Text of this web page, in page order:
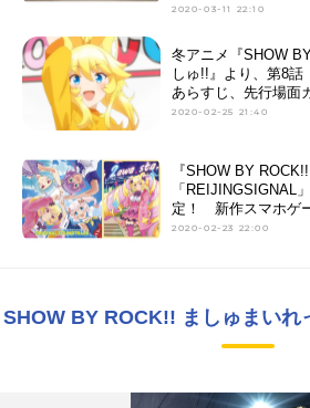
2020-03-11 22:10
冬アニメ『SHOW
しゅ!!』より、第8話
あらすじ、先行場面
2020-02-25 21:40
『SHOW BY
「REIJINGSIGNAL
定！ 新作スマホゲ
2020-02-23 22:00
SHOW BY ROCK!! ましゅまいれ